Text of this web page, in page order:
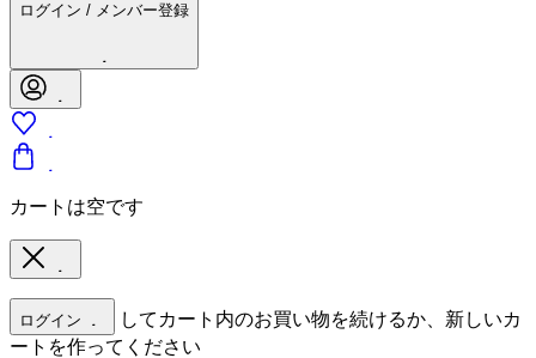
ログイン / メンバー登録
カートは空です
ログイン
してカート内のお買い物を続けるか、新しいカ
ートを作ってください